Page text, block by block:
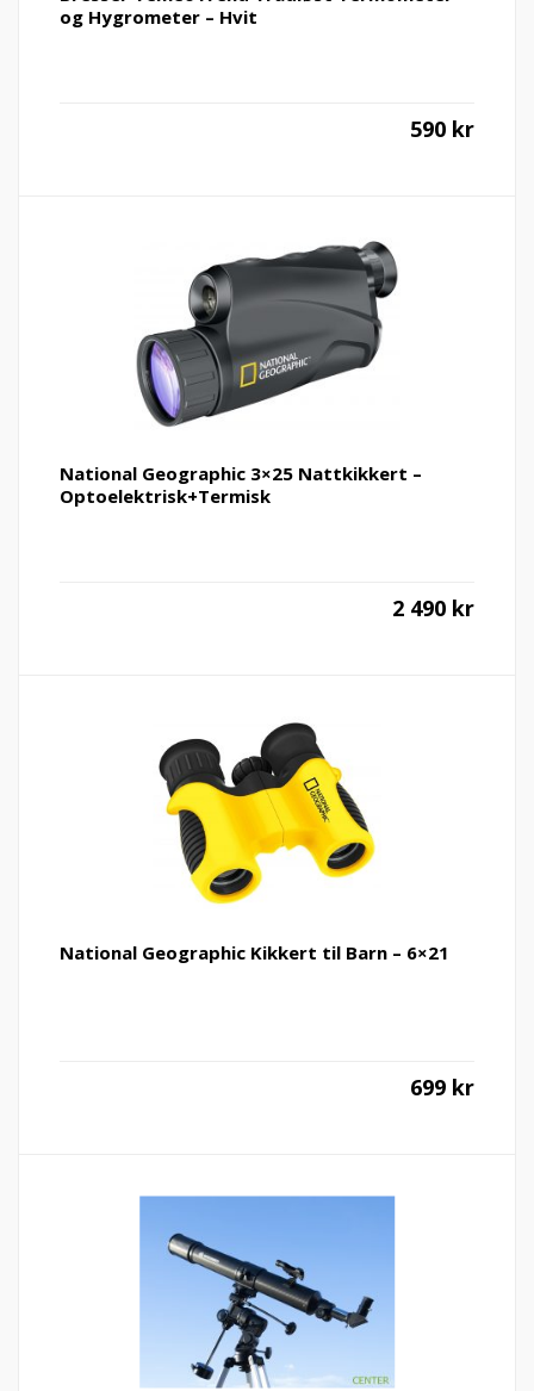
og Hygrometer – Hvit
590 kr
National Geographic 3×25 Nattkikkert –
Optoelektrisk+Termisk
2 490 kr
National Geographic Kikkert til Barn – 6×21
699 kr